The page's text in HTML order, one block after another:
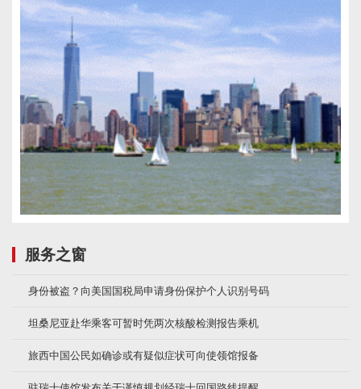
服务之窗
身份被盗？向美国国税局申请身份保护个人识别号码
坦桑尼亚赴华乘客可暂时凭两次核酸检测报告乘机
旅西中国公民如确诊或有疑似症状可向使领馆报备